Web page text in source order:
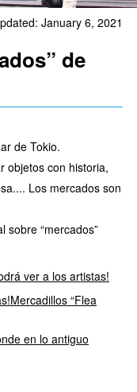
January 6, 2021
de
de Tokio.
objetos con historia,
Los mercados son
sobre “mercados”
ver a los artistas!
“Flea
en lo antiguo